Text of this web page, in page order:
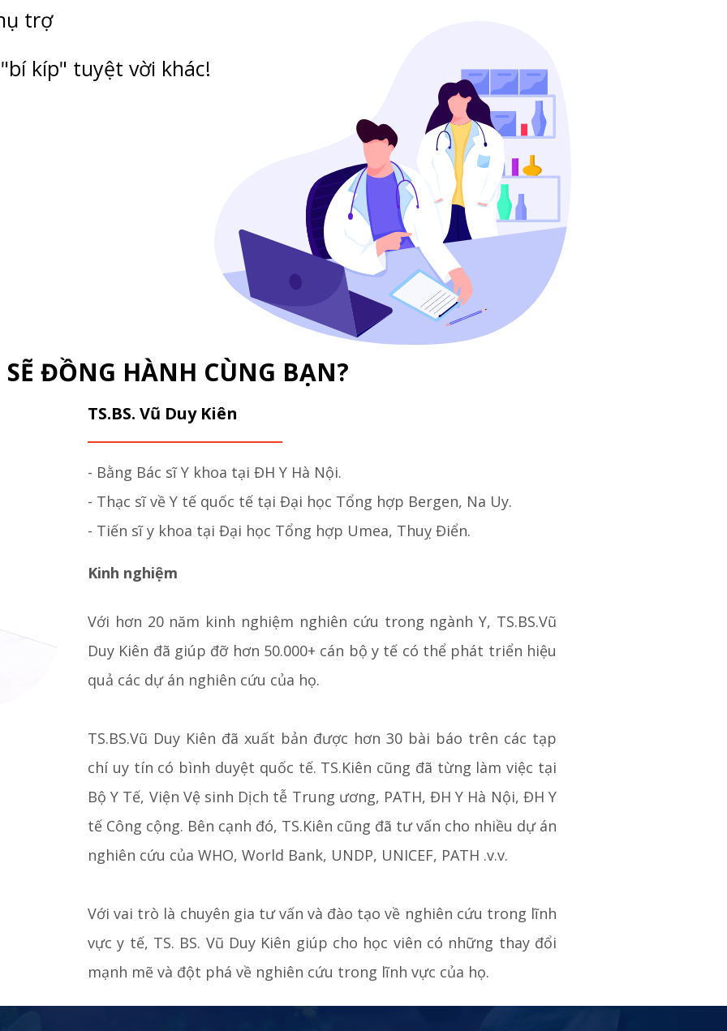
trợ
kíp" tuyệt vời khác!
TS.BS. Vũ Duy Kiên
Với hơn 20 năm kinh nghiệm nghiên cứu trong ngành Y, TS.BS.Vũ
Duy Kiên đã giúp đỡ hơn 50.000+ cán bộ y tế có thể phát triển hiệu
quả các dự án nghiên cứu của họ.
TS.BS.Vũ Duy Kiên đã xuất bản được hơn 30 bài báo trên các tạp
chí uy tín có bình duyệt quốc tế. TS.Kiên cũng đã từng làm việc tại
Bộ Y Tế, Viện Vệ sinh Dịch tễ Trung ương, PATH, ĐH Y Hà Nội, ĐH Y
tế Công cộng. Bên cạnh đó, TS.Kiên cũng đã tư vấn cho nhiều dự án
nghiên cứu của WHO, World Bank, UNDP, UNICEF, PATH .v.v.
Với vai trò là chuyên gia tư vấn và đào tạo về nghiên cứu trong lĩnh
vực y tế, TS. BS. Vũ Duy Kiên giúp cho học viên có những thay đổi
mạnh mẽ và đột phá về nghiên cứu trong lĩnh vực của họ.
- Bằng Bác sĩ Y khoa tại ĐH Y Hà Nội.
- Thạc sĩ về Y tế quốc tế tại Đại học Tổng hợp Bergen, Na Uy.
- Tiến sĩ y khoa tại Đại học Tổng hợp Umea, Thuỵ Điển.
Kinh nghiệm
ĐỒNG HÀNH CÙNG BẠN?